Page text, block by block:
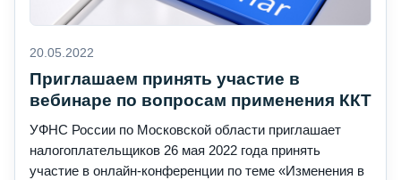
20.05.2022
Приглашаем принять участие в
вебинаре по вопросам применения ККТ
УФНС России по Московской области приглашает
налогоплательщиков 26 мая 2022 года принять
участие в онлайн-конференции по теме «Изменения в